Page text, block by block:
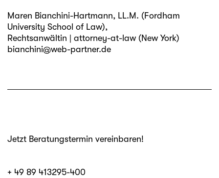
Maren Bianchini-Hartmann, LL.M. (Fordham
University School of Law),
Rechtsanwältin | attorney-at-law (New York)
bianchini@web-partner.de
Jetzt Beratungstermin vereinbaren!
+ 49 89 413295-400